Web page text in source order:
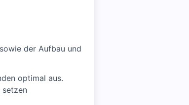
der Aufbau und
optimal aus.
setzen